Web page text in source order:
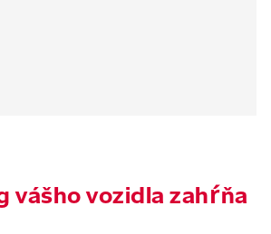
vášho vozidla zahŕňa